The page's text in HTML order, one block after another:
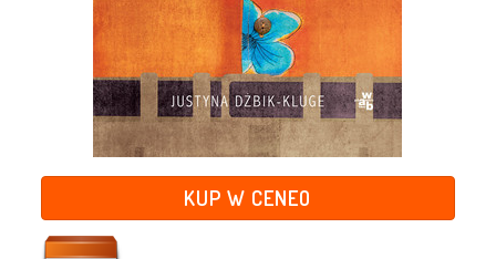
KUP W CENEO